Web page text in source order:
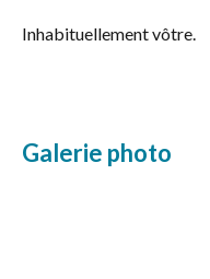
Inhabituellement vôtre.
Galerie photo